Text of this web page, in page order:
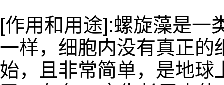
[作用和用途]:螺旋藻是一
一样，细胞内没有真正的
始，且非常简单，是地球